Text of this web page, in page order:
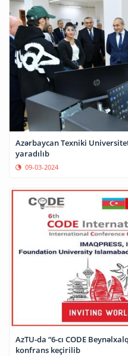
Azərbaycan Texniki
yaradılıb
09-03-2024
AzTU-da “6-cı CODE
konfrans keçirilib